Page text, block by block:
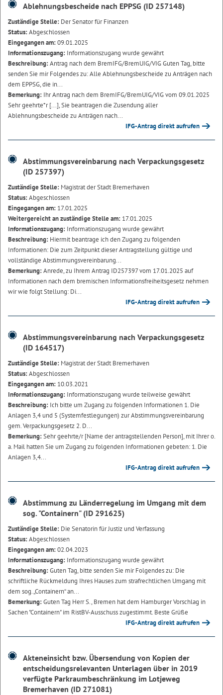
Ablehnungsbescheide nach EPPSG (ID 257148)
Zuständige Stelle: Der Senator für Finanzen
Status:Abgeschlossen
Eingegangen am:09.01.2025
Informationszugang: Informationszugang wurde gewährt
Beschreibung:Antrag nach dem BremIFG/BremUIG/VIG Guten Tag, bitte
senden Sie mir Folgendes zu: Alle Ablehnungsbescheide zu Anträgen nach
dem EPPSG, die in...
Bemerkung: Ihr Antrag nach dem BremIFG/BremUIG/VIG vom 09.01.2025
Sehr geehrte*r [...], Sie beantragen die Zusendung aller
Ablehnungsbescheide zu Anträgen nach...
IFG-Antrag direkt aufrufen
Abstimmungsvereinbarung nach Verpackungsgesetz
(ID 257397)
Zuständige Stelle: Magistrat der Stadt Bremerhaven
Status:Abgeschlossen
Eingegangen am: 17.01.2025
Weitergereicht an zuständige Stelle am: 17.01.2025
Informationszugang: Informationszugang wurde gewährt
Beschreibung: Hiermit beantrage ich den Zugang zu folgenden
Informationen: Die zum Zeitpunkt dieser Antragstellung gültige und
vollständige Abstimmungsvereinbarung...
Bemerkung:Anrede, zu Ihrem Antrag ID257397 vom 17.01.2025 auf
Informationen nach dem bremischen Informationsfreiheitsgesetz nehmen
wir wie folgt Stellung: Di...
IFG-Antrag direkt aufrufen
Abstimmungsvereinbarung nach Verpackungsgesetz
(ID 164517)
Zuständige Stelle: Magistrat der Stadt Bremerhaven
Status:Abgeschlossen
Eingegangen am: 10.03.2021
Informationszugang: Informationszugang wurde teilweise gewährt
Beschreibung: Ich bitte um Zugang zu folgenden Informationen 1. Die
Anlagen 3,4 und 5 (Systemfestlegungen) zur Abstimmungsvereinbarung
gem. Verpackungsgesetz 2. D...
Bemerkung:Sehr geehrte/r [Name der antragstellenden Person], mit Ihrer o.
a. Mail hatten Sie um Zugang zu folgenden Informationen gebeten: 1. Die
Anlagen 3,4...
IFG-Antrag direkt aufrufen
Abstimmung zu Länderregelung im Umgang mit dem
sog. "Containern" (ID 291625)
Zuständige Stelle: Die Senatorin für Justiz und Verfassung
Status:Abgeschlossen
Eingegangen am:02.04.2023
Informationszugang: Informationszugang wurde gewährt
Beschreibung:Guten Tag, bitte senden Sie mir Folgendes zu: Die
schriftliche Rückmeldung Ihres Hauses zum strafrechtlichen Umgang mit
dem sog. „Containern“ an...
Bemerkung:Guten Tag Herr S., Bremen hat dem Hamburger Vorschlag in
Sachen "Containern" im RistBV-Ausschuss zugestimmt. Beste Grüße
IFG-Antrag direkt aufrufen
Akteneinsicht bzw. Übersendung von Kopien der
entscheidungsrelevanten Unterlagen über in 2019
verfügte Parkraumbeschränkung im Lotjeweg
Bremerhaven (ID 271081)